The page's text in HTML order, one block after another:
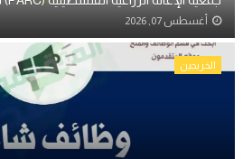
أغسطس 07, 2026
الخريجين